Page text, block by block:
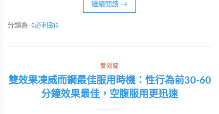
繼續閱讀 →
分類為《必利勁》
雙效錠
雙效果凍威而鋼最佳服用時機：性行為前30-60
分鐘效果最佳，空腹服用更迅速